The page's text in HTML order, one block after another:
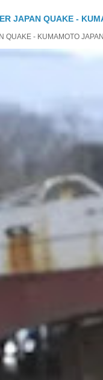
JAPAN QUAKE -
QUAKE - KUMAMOTO